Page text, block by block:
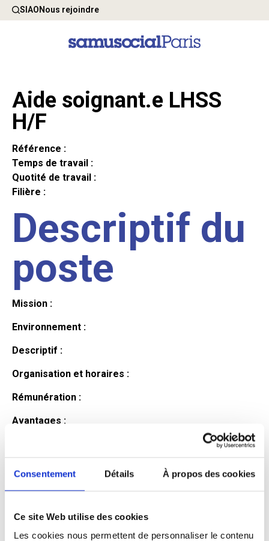
Consentement Détails À propos des cookies
Ce site Web utilise des cookies
Les cookies nous permettent de personnaliser le contenu
SIAONous rejoindre
Aide soignant.e LHSS
H/F
Référence :
Temps de travail :
Quotité de travail :
Filière :
Descriptif du
poste
Mission :
Environnement :
Descriptif :
Organisation et horaires :
Rémunération :
Avantages :
Profil du
candidat
Qualifications et diplômes :